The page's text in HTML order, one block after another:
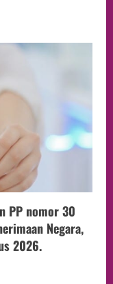
PP nomor 30
Negara,
2026.